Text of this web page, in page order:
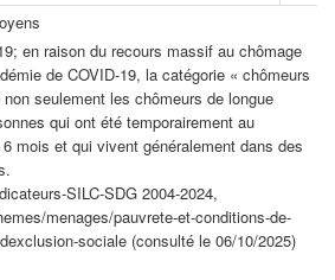
en raison du recours massif au chômage
de COVID-19, la catégorie « chômeurs
seulement les chômeurs de longue
qui ont été temporairement au
mois et qui vivent généralement dans des
SILC-SDG 2004-2024,
menages/pauvrete-et-conditions-de-
sociale (consulté le 06/10/2025)